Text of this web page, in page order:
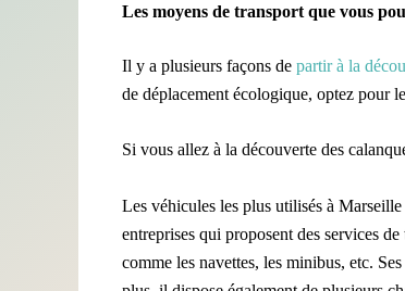
Les moyens de transport que vous
Il y a plusieurs façons de partir à la
de déplacement écologique, optez pour
Si vous allez à la découverte des
Les véhicules les plus utilisés à
entreprises qui proposent des services
comme les navettes, les minibus, etc.